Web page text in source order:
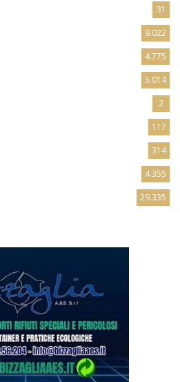
31
9.022
4.775
5.014
2
117
314
4.355
29.335